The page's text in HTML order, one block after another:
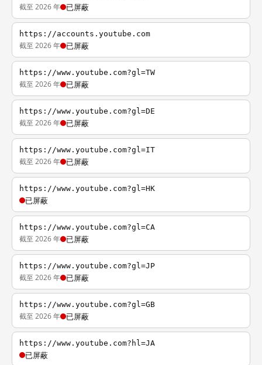
截至 2026 年 已屏蔽
https://accounts.youtube.com
截至 2026 年 已屏蔽
https://www.youtube.com?gl=TW
截至 2026 年 已屏蔽
https://www.youtube.com?gl=DE
截至 2026 年 已屏蔽
https://www.youtube.com?gl=IT
截至 2026 年 已屏蔽
https://www.youtube.com?gl=HK
已屏蔽
https://www.youtube.com?gl=CA
截至 2026 年 已屏蔽
https://www.youtube.com?gl=JP
截至 2026 年 已屏蔽
https://www.youtube.com?gl=GB
截至 2026 年 已屏蔽
https://www.youtube.com?hl=JA
已屏蔽